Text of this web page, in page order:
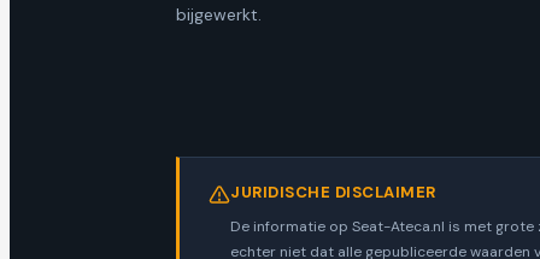
bijgewerkt.
JURIDISCHE DISCLAIMER
De informatie op Seat-Ateca.nl is met
echter niet dat alle gepubliceerde waarden